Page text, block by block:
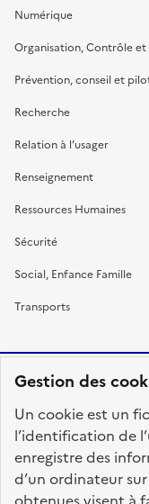
Gestion des
Un cookie est un
l’identification de
enregistre des
d’un ordinateur
Numérique
Organisation, Contrôle et
Prévention, conseil et
Recherche
Relation à l’usager
Renseignement
Ressources Humaines
Sécurité
Social, Enfance Famille
Transports
FRANÇAISE